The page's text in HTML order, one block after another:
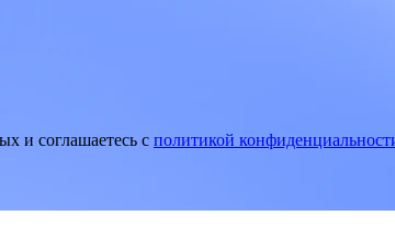
и соглашаетесь c политикой